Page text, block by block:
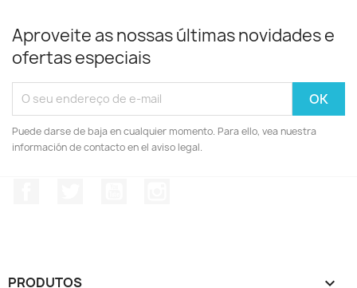
Aproveite as nossas últimas novidades e
ofertas especiais
Puede darse de baja en cualquier momento. Para ello, vea nuestra
información de contacto en el aviso legal.
PRODUTOS 